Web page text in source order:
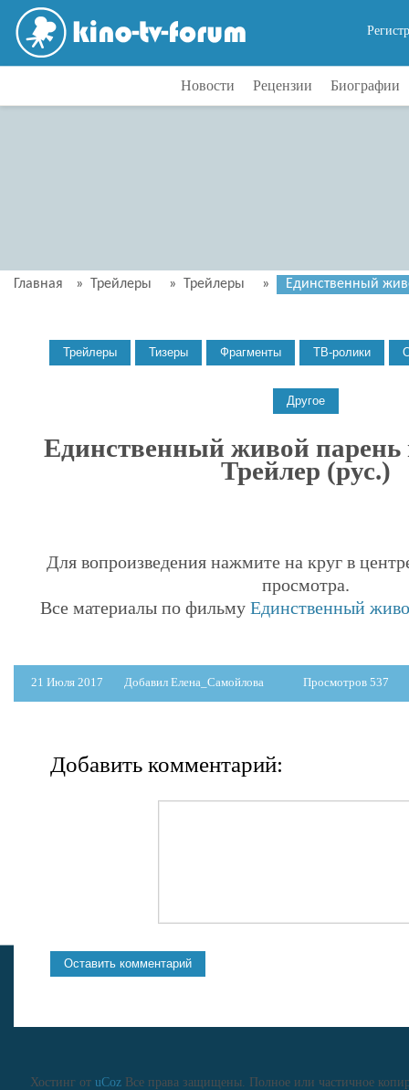
Новости Рецензии Биографии
Главная » Трейлеры » Трейлеры » Единственный
Единственный живой
Трейлер (рус.)
Для вопроизведения нажмите на круг в
просмотра.
Все материалы по фильму Единственный
21 Июля 2017 Добавил Елена_Самойлова Просмотров 537
Добавить комментарий:
Хостинг от uCozВсе права защищены. Полное или частичное